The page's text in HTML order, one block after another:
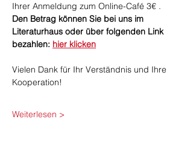
Ihrer Anmeldung zum Online-Café 3€ .
​Den Betrag können Sie bei uns im
Literaturhaus oder über folgenden Link
bezahlen: hier klicken
Vielen Dank für Ihr Verständnis und Ihre
Kooperation!
Weiterlesen >